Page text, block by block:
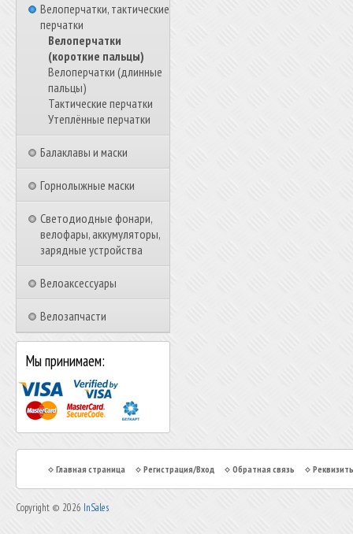
Велоперчатки, тактические
перчатки
Велоперчатки
(короткие пальцы)
Велоперчатки (длинные
пальцы)
Тактические перчатки
Утеплённые перчатки
Балаклавы и маски
Горнолыжные маски
Светодиодные фонари,
велофары, аккумуляторы,
зарядные устройства
Велоаксессуары
Велозапчасти
Мы принимаем:
Главная страница Регистрация/Вход Обратная связь
Copyright © 2026 InSales